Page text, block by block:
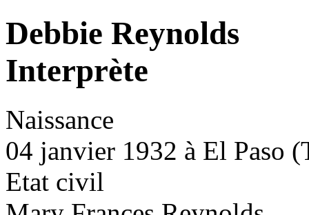
Debbie Reynolds
Interprète
Naissance
04 janvier 1932 à El Paso
Etat civil